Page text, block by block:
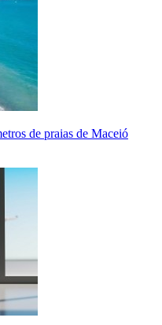
de praias de Maceió